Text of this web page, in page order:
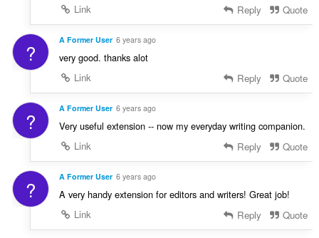
Link
Reply Quote
? A Former User 6 years ago
very good. thanks alot
Link
Reply Quote
? A Former User 6 years ago
Very useful extension -- now my everyday writing companion.
Link
Reply Quote
? A Former User 6 years ago
A very handy extension for editors and writers! Great job!
Link
Reply Quote